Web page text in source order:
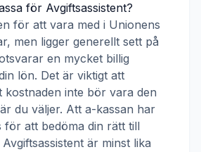
för Avgiftsassistent?
för att vara med i Unionens
men ligger generellt sett på
en mycket billig
lön. Det är viktigt att
kostnaden inte bör vara den
du väljer. Att a-kassan har
för att bedöma din rätt till
Avgiftsassistent är minst lika